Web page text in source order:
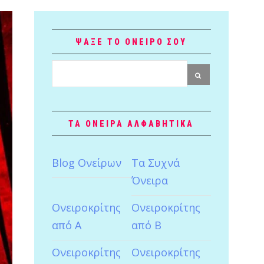
ΨΑΞΕ ΤΟ ΟΝΕΙΡΟ ΣΟΥ
ΤΑ ΟΝΕΙΡΑ ΑΛΦΑΒΗΤΙΚΑ
Blog Ονείρων
Tα Συχνά
Όνειρα
Ονειροκρίτης
από Α
Ονειροκρίτης
από Β
Ονειροκρίτης
Ονειροκρίτης